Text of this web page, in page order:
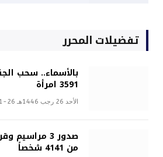
تفضيلات المحرر
بالأسماء.. سحب
3591 امرأة
الأحد 26 رجب 1446هـ 26-1-2025م
صدور 3
من 4141 شخصاً